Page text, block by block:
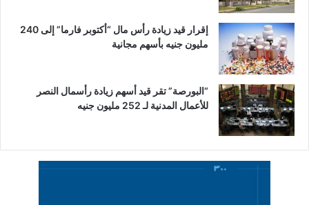
إقرار قيد زيادة رأس مال “أكتوبر فارما” إلى 240
مليون جنيه بأسهم مجانية
“البورصة” تقر قيد أسهم زيادة رأسمال النصر
للأعمال المدنية لـ 252 مليون جنيه